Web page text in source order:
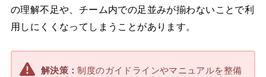
の理解不足や、チーム内での足並みが揃わないことで利
用しにくくなってしまうことがあります。
解決策：制度のガイドラインやマニュアルを整備